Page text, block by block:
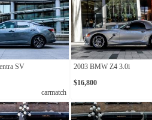
SV
carmatch
2003 BMW Z4 3.0i
$16,800